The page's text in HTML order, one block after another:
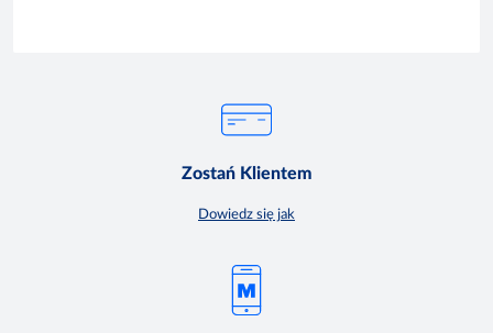
Zostań Klientem
Dowiedz się jak